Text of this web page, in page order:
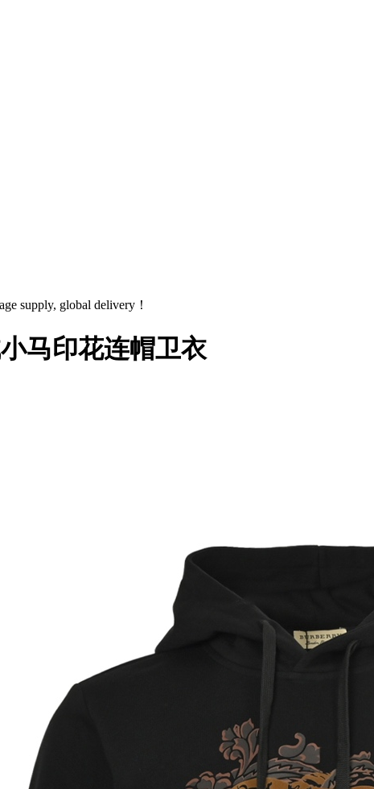
supply, global delivery！
马印花连帽卫衣